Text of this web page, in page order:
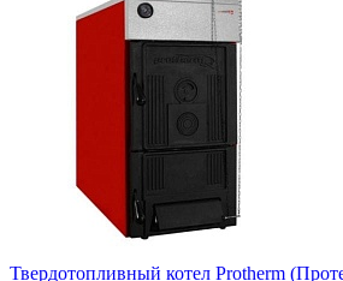
Твердотопливный котел Protherm